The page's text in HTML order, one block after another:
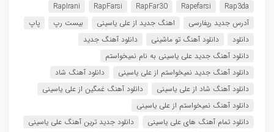
Rap3da
Rapefarsi
RapFar30
RapFarsi
RapIrani
آدرس جدید رپفارسی
اهنگ جدید از علی یاسینی بیست رپ
پاپ
دانلود
دانلود آهنگ تو ماشینی
دانلود آهنگ جدید
دانلود آهنگ جدید علی یاسینی به نام نمیخواستم
دانلود آهنگ جدید نمیخواستم از علی یاسینی
دانلود آهنگ شاد
دانلود آهنگ شاد از علی یاسینی
دانلود آهنگ غمگین از علی یاسینی
دانلود آهنگ نمیخواستم از علی یاسینی
دانلود تمام آهنگ های علی یاسینی
دانلود جدید ترین آهنگ علی یاسینی